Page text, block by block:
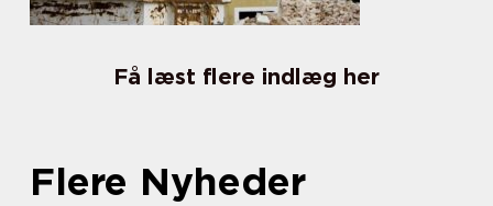
Få læst flere indlæg her
Flere Nyheder